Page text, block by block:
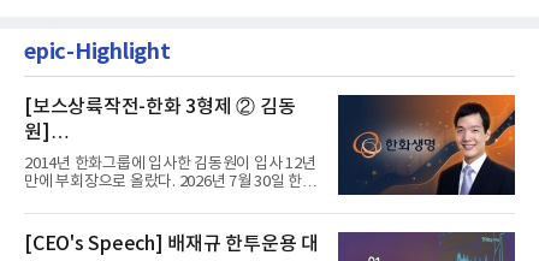
epic-Highlight
[보스상륙작전-한화 3형제 ② 김동
원]
입사 12년 만에 금융계열 수장 등극
2014년 한화그룹에 입사한 김동원이 입사 12년
만에 부회장으로 올랐다. 2026년 7월 30일 한화
[CEO's Speech] 배재규 한투운용 대